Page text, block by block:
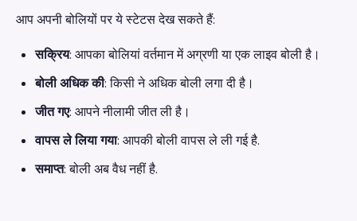
आप अपनी बोलियों पर ये स्टेटस देख सकते हैं:
सक्रिय: आपका बोलियां वर्तमान में अग्रणी या एक लाइव बोली है।
बोली अधिक की: किसी ने अधिक बोली लगा दी है।
जीत गए: आपने नीलामी जीत ली है।
वापस ले लिया गया: आपकी बोली वापस ले ली गई है.
समाप्त: बोली अब वैध नहीं है.